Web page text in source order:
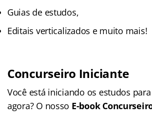
Guias de estudos,
Editais verticalizados e muito mais!
Concurseiro Iniciante
Você está iniciando os estudos
agora? O nosso E-book